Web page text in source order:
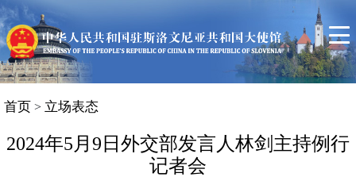
使馆信息
斯洛文尼亚概况
联系我们
首页 > 立场表态
2024年5月9日外交部发言人林剑主持例行
记者会